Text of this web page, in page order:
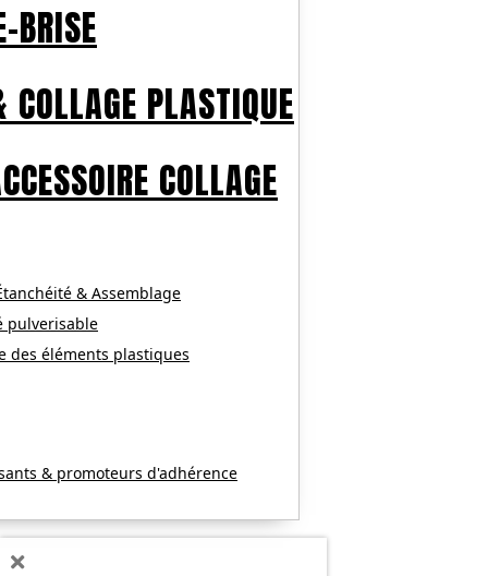
BRISE
PLASTIQUE
COLLAGE
& Assemblage
pulverisable
des éléments plastiques
& promoteurs d'adhérence